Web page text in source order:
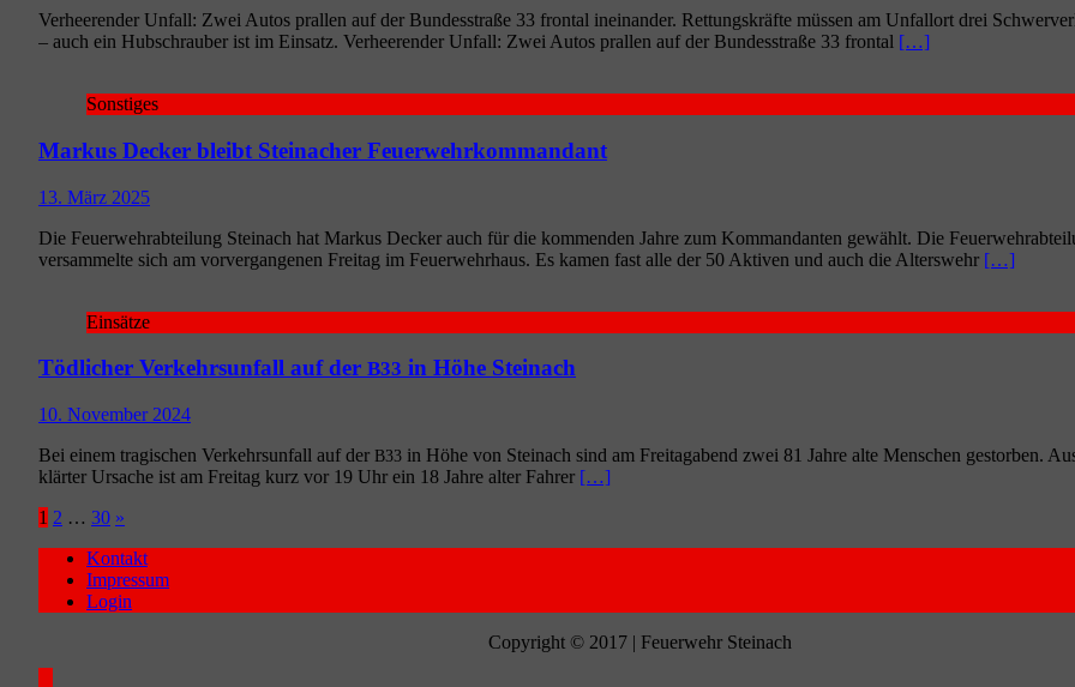
Ver­hee­ren­der Unfall: Zwei Autos pral­len auf der Bun­des­stra­ße 33 fron­tal inein­an­der. Ret­tungs­kräf­te müs­sen am Unfall­ort drei
– auch ein Hub­schrau­ber ist im Ein­satz. Ver­hee­ren­der Unfall: Zwei Autos pral­len auf der Bun­des­stra­ße 33 fron­tal […]
Sonstiges
Markus Decker bleibt Steinacher Feuerwehrkommandant
13. März 2025
Die Feu­er­wehr­ab­tei­lung Stein­ach hat Mar­kus Decker auch für die kom­men­den Jah­re zum Kom­man­dan­ten gewählt. Die
ver­sam­mel­te sich am vor­ver­gan­ge­nen Frei­tag im Feu­er­wehr­haus. Es kamen fast alle der 50 Akti­ven und auch die Alters­wehr […]
Einsätze
Tödlicher Verkehrsunfall auf der B33 in Höhe Steinach
10. November 2024
Bei einem tra­gi­schen Ver­kehrs­un­fall auf der B33 in Höhe von Stein­ach sind am Frei­tag­abend zwei 81 Jah­re alte Men­schen gestor­ben.
klär­ter Ursa­che ist am Frei­tag kurz vor 19 Uhr ein 18 Jah­re alter Fah­rer […]
Seitennummerierung
der
Beiträge
1 2 … 30 »
Kontakt
Impressum
Login
Copyright © 2017 | Feuerwehr Steinach